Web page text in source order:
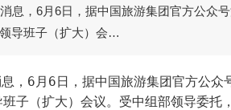
息，6月6日，据中国旅游集团官方公众
导班子（扩大）会…
子（扩大）会议。受中组部领导委托